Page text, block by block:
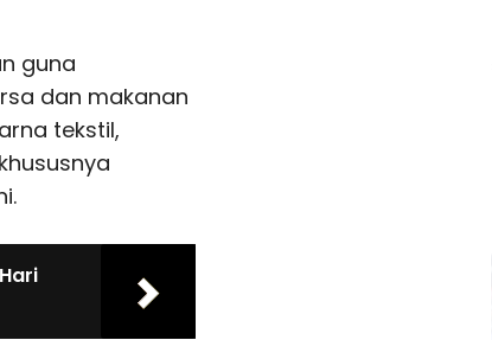
guna
dan makanan
tekstil,